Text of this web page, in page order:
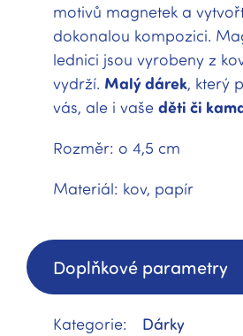
motivů magnetek a
dokonalou kompozici.
lednici jsou vyrobeny z
vydrží. Malý dárek, který
vás, ale i vaše děti či
Rozměr: o 4,5 cm
Materiál: kov, papír
Doplňkové parametry
Kategorie:
Dárky